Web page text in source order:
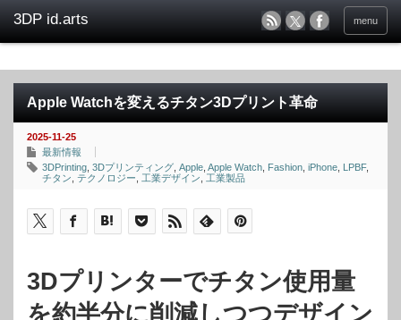
menu
Apple Watchを変えるチタン3Dプリント革命
2025-11-25
最新情報
3DPrinting 3Dプリンティング Apple Apple Watch Fashion iPhone LPBF,
チタン テクノロジー 工業デザイン 工業製品
3Dプリンターでチタン使用量
を約半分に削減しつつデザイン